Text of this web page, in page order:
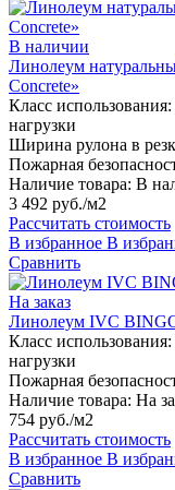
В наличии
Линолеум
Сoncrete»
Класс использования:
нагрузки
Ширина рулона в
Пожарная
Наличие товара: В
3 492 руб./м2
Рассчитать стоимость
В избранное В
Сравнить
На заказ
Линолеум IVC
Класс использования:
нагрузки
Пожарная
Наличие товара: На
754 руб./м2
Рассчитать стоимость
В избранное В
Сравнить